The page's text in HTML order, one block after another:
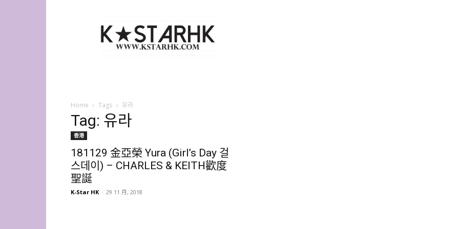
Star
HK
Home Tags 유라
Tag: 유라
香港
181129 金亞榮 Yura (Girl’s Day 걸
스데이) – CHARLES & KEITH歡度
聖誕
K-Star HK - 29 11 月, 2018